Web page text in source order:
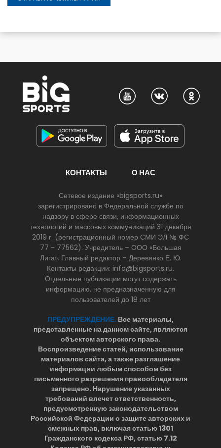
КОНТАКТЫ О НАС
Сетевое издание «bigsports.ru»
зарегистрировано в Федеральной службе по
надзору в сфере связи, информационных
технологий и массовых коммуникаций 31 декабря
2019 г. (регистрационный номер СМИ ЭЛ № ФС
77 - 77562). Учредитель – ООО «Большая
Лига». Главный редактор – Деревянко Е. Ю.
Контакты редакции: info@bigsports.ru.
Отдельные публикации могут содержать
информацию, не предназначенную для
пользователей до 18 лет
ПРЕДУПРЕЖДЕНИЕ. Все материалы,
представленные на данном сайте, являются
объектом авторского права.
Воспроизведение статей, использование
материалов сайта, а также разглашение
информации любым способом без
письменного разрешения правообладателя
запрещено. Нарушение указанных
требований влечет ответственность,
предусмотренную законодательством
Российской Федерации о защите авторских и
смежных прав, включая статью 1301
Гражданского кодекса РФ, статью 7.12